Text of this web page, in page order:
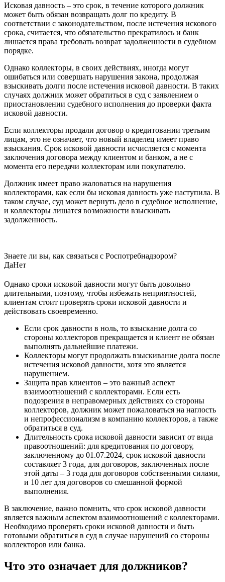
Исковая давность – это срок, в течение которого должник
может быть обязан возвращать долг по кредиту. В
соответствии с законодательством, после истечения искового
срока, считается, что обязательство прекратилось и банк
лишается права требовать возврат задолженности в судебном
порядке.
Однако коллекторы, в своих действиях, иногда могут
ошибаться или совершать нарушения закона, продолжая
взыскивать долги после истечения исковой давности. В таких
случаях должник может обратиться в суд с заявлением о
приостановлении судебного исполнения до проверки факта
исковой давности.
Если коллекторы продали договор о кредитовании третьим
лицам, это не означает, что новый владелец имеет право
взыскания. Срок исковой давности исчисляется с момента
заключения договора между клиентом и банком, а не с
момента его передачи коллекторам или покупателю.
Должник имеет право жаловаться на нарушения
коллекторами, как если бы исковая давность уже наступила. В
таком случае, суд может вернуть дело в судебное исполнение,
и коллекторы лишатся возможности взыскивать
задолженность.
Знаете ли вы, как связаться с Роспотребнадзором?
ДаНет
Однако сроки исковой давности могут быть довольно
длительными, поэтому, чтобы избежать неприятностей,
клиентам стоит проверять сроки исковой давности и
действовать своевременно.
Если срок давности в ноль, то взыскание долга со
стороны коллекторов прекращается и клиент не обязан
выполнять дальнейшие платежи.
Коллекторы могут продолжать взыскивание долга после
истечения исковой давности, хотя это является
нарушением.
Защита прав клиентов – это важный аспект
взаимоотношений с коллекторами. Если есть
подозрения в неправомерных действиях со стороны
коллекторов, должник может пожаловаться на наглость
и непрофессионализм в компанию коллекторов, а также
обратиться в суд.
Длительность срока исковой давности зависит от вида
правоотношений: для кредитования по договору,
заключенному до 01.07.2024, срок исковой давности
составляет 3 года, для договоров, заключенных после
этой даты – 3 года для договоров собственными силами,
и 10 лет для договоров со смешанной формой
выполнения.
В заключение, важно помнить, что срок исковой давности
является важным аспектом взаимоотношений с коллекторами.
Необходимо проверять сроки исковой давности и быть
готовыми обратиться в суд в случае нарушений со стороны
коллекторов или банка.
Что это означает для должников?